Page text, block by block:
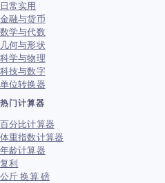
日常实用
金融与货币
数学与代数
几何与形状
科学与物理
科技与数字
单位转换器
热门计算器
百分比计算器
体重指数计算器
年龄计算器
复利
公斤 换算 磅